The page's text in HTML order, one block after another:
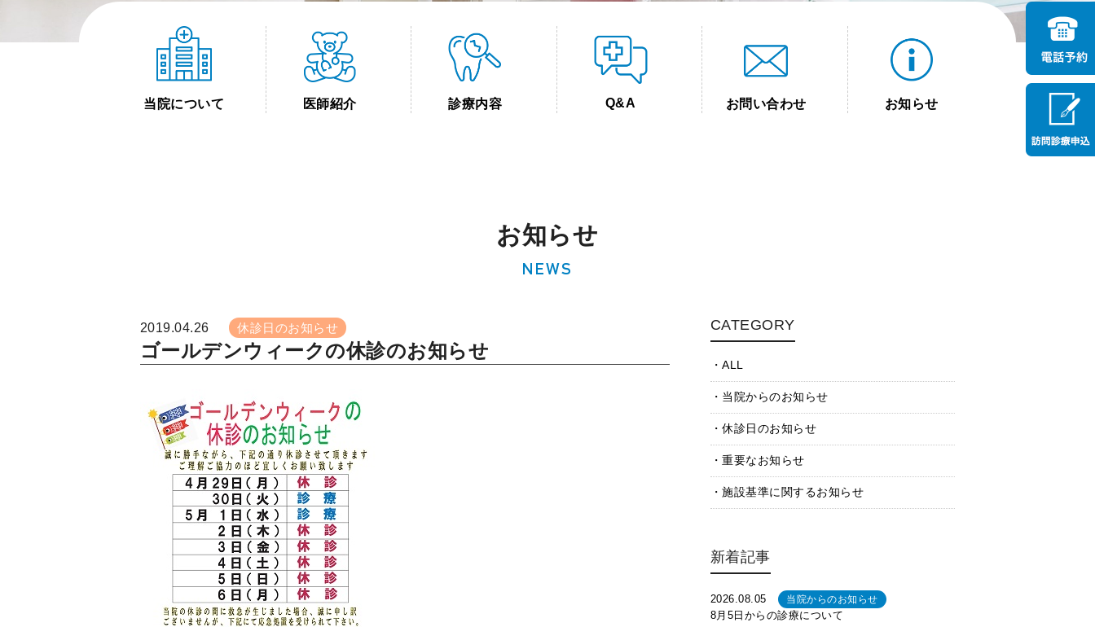
当院について 医師紹介 診療内容 Q&A お問い合わせ お知らせ
お知らせ
NEWS
2019.04.26 休診日のお知らせ
ゴールデンウィークの休診のお知らせ
CATEGORY
ALL
当院からのお知らせ
休診日のお知らせ
重要なお知らせ
施設基準に関するお知らせ
新着記事
2026.08.05 当院からのお知らせ
8月5日からの診療について